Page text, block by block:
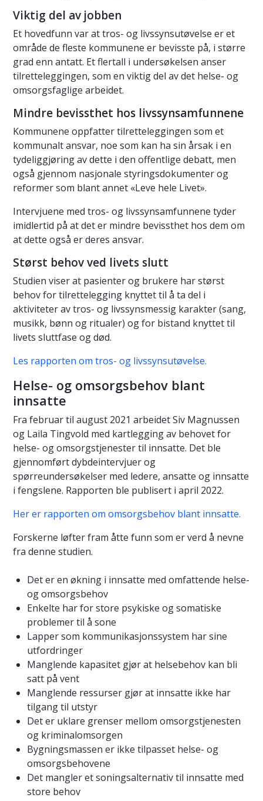
Viktig del av jobben
Et hovedfunn var at tros- og livssynsutøvelse er et
område de fleste kommunene er bevisste på, i større
grad enn antatt. Et flertall i undersøkelsen anser
tilretteleggingen, som en viktig del av det helse- og
omsorgsfaglige arbeidet.
Mindre bevissthet hos livssynsamfunnene
Kommunene oppfatter tilretteleggingen som et
kommunalt ansvar, noe som kan ha sin årsak i en
tydeliggjøring av dette i den offentlige debatt, men
også gjennom nasjonale styringsdokumenter og
reformer som blant annet «Leve hele Livet».
Intervjuene med tros- og livssynsamfunnene tyder
imidlertid på at det er mindre bevissthet hos dem om
at dette også er deres ansvar.
Størst behov ved livets slutt
Studien viser at pasienter og brukere har størst
behov for tilrettelegging knyttet til å ta del i
aktiviteter av tros- og livssynsmessig karakter (sang,
musikk, bønn og ritualer) og for bistand knyttet til
livets sluttfase og død.
Les rapporten om tros- og livssynsutøvelse.
Helse- og omsorgsbehov blant
innsatte
Fra februar til august 2021 arbeidet Siv Magnussen
og Laila Tingvold med kartlegging av behovet for
helse- og omsorgstjenester til innsatte. Det ble
gjennomført dybdeintervjuer og
spørreundersøkelser med ledere, ansatte og innsatte
i fengslene. Rapporten ble publisert i april 2022.
Her er rapporten om omsorgsbehov blant innsatte.
Forskerne løfter fram åtte funn som er verd å nevne
fra denne studien.
Det er en økning i innsatte med omfattende helse-
og omsorgsbehov
Enkelte har for store psykiske og somatiske
problemer til å sone
Lapper som kommunikasjonssystem har sine
utfordringer
Manglende kapasitet gjør at helsebehov kan bli
satt på vent
Manglende ressurser gjør at innsatte ikke har
tilgang til utstyr
Det er uklare grenser mellom omsorgstjenesten
og kriminalomsorgen
Bygningsmassen er ikke tilpasset helse- og
omsorgsbehovene
Det mangler et soningsalternativ til innsatte med
store behov